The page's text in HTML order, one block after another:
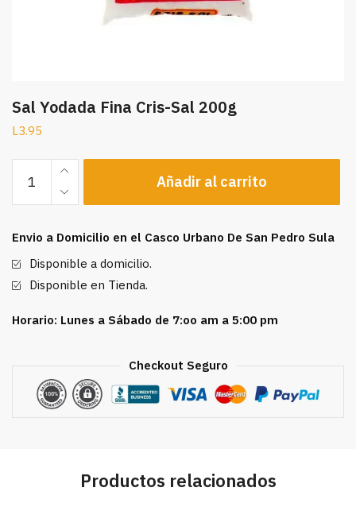
Sal Yodada Fina Cris-Sal 200g
L3.95
Yodada
Fina
Sal
200g
cantidad
Añadir al carrito
Envio a Domicilio en el Casco Urbano De San Pedro Sula
Disponible a domicilio.
Disponible en Tienda.
Horario: Lunes a Sábado de 7:oo am a 5:00 pm
Checkout Seguro
Productos relacionados